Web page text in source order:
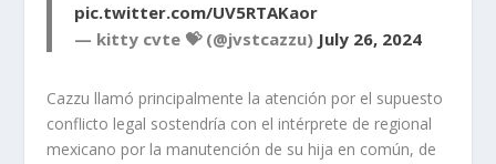
pic.twitter.com/UV5RTAKaor
— kitty cvte 💝 (@jvstcazzu) July 26, 2024
Cazzu llamó principalmente la atención por el supuesto
conflicto legal sostendría con el intérprete de regional
mexicano por la manutención de su hija en común, de